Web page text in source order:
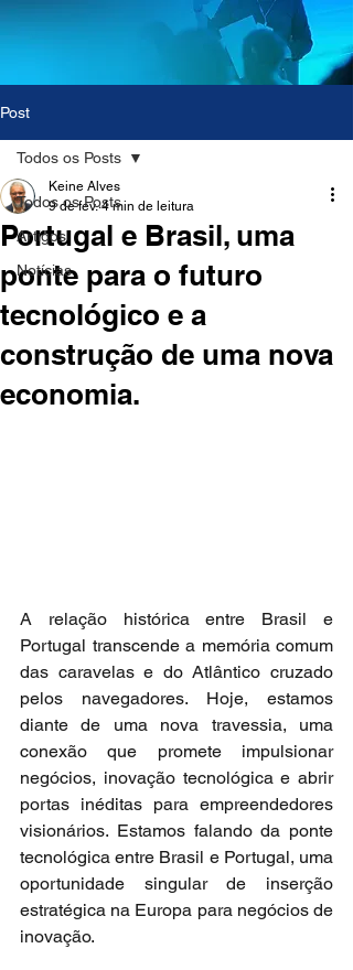
Post
Todos os Posts
Artigos
Notícias
Todos os Posts
Portugal e Brasil, uma
ponte para o futuro
tecnológico e a
construção de uma nova
economia.
Keine Alves
9 de fev. 4 min de leitura
A relação histórica entre Brasil e
Portugal transcende a memória comum
das caravelas e do Atlântico cruzado
pelos navegadores. Hoje, estamos
diante de uma nova travessia, uma
conexão que promete impulsionar
negócios, inovação tecnológica e abrir
portas inéditas para empreendedores
visionários. Estamos falando da ponte
tecnológica entre Brasil e Portugal, uma
oportunidade singular de inserção
estratégica na Europa para negócios de
inovação.